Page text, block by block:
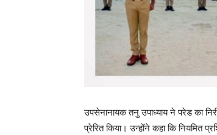
उपसेनानायक तनु उपाध्याय ने परेड का
प्रेरित किया। उन्होंने कहा कि नियमित